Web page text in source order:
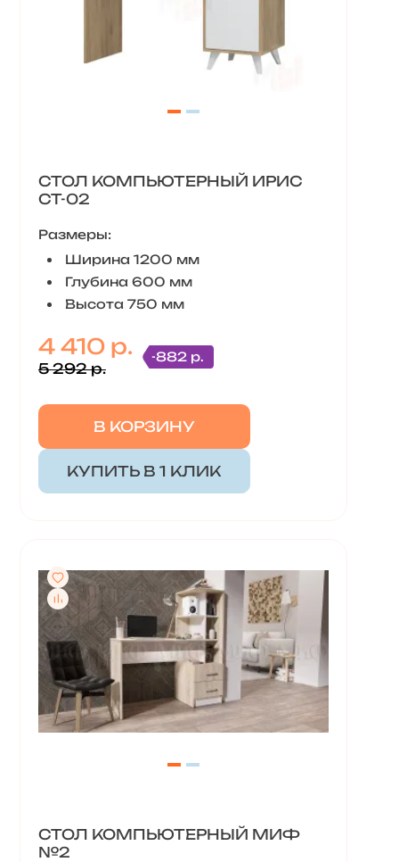
СТОЛ КОМПЬЮТЕРНЫЙ ИРИС
СТ-02
Размеры:
Ширина 1200 мм
Глубина 600 мм
Высота 750 мм
4 410 р.
5 292 р.
-882 р.
В КОРЗИНУ
КУПИТЬ В 1 КЛИК
СТОЛ КОМПЬЮТЕРНЫЙ МИФ
№2